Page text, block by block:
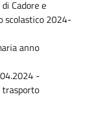
Cadore e
scolastico 2024-
anno
-
trasporto